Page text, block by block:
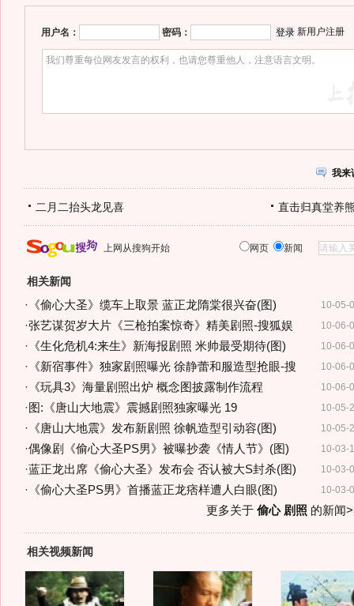
用户名： 密码： 新用户注册
我来
二月二抬头龙见喜 直击归真堂养
上网从搜狗开始 网页 新闻
相关新闻
10-05-
· 《偷心大圣》缆车上取景 蓝正龙隋棠很兴奋(图)
10-06-
·张艺谋贺岁大片《三枪拍案惊奇》精美剧照-搜狐娱
10-06-
· 《生化危机4:来生》新海报剧照 米帅最受期待(图)
10-06-
· 《新宿事件》独家剧照曝光 徐静蕾和服造型抢眼-搜
10-06-
· 《玩具3》海量剧照出炉 概念图披露制作流程
10-05-
· 图:《唐山大地震》震撼剧照独家曝光 19
10-05-
· 《唐山大地震》发布新剧照 徐帆造型引动容(图)
10-03-
·偶像剧《偷心大圣PS男》被曝抄袭《情人节》(图)
10-03-
·蓝正龙出席《偷心大圣》发布会 否认被大S封杀(图)
10-03-
· 《偷心大圣PS男》首播蓝正龙痞样遭人白眼(图)
更多关于 偷心 剧照 的新闻
相关视频新闻